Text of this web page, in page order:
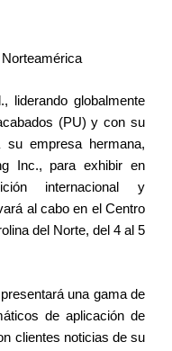
liderando globalmente
(PU) y con su
empresa hermana,
Inc., para exhibir en
internacional y
al cabo en el Centro
del Norte, del 4 al 5
una gama de
de aplicación de
clientes noticias de su